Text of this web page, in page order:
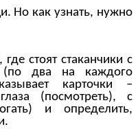
Но как узнать, нужно
стоят стаканчики с
два на каждого
карточки –
(посмотреть), с
и определить,